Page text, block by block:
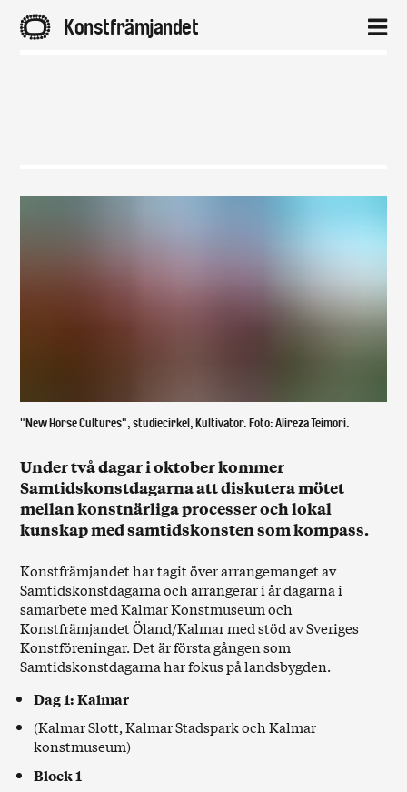
"New Horse Cultures", studiecirkel, Kultivator. Foto: Alireza Teimori.
Under två dagar i oktober kommer
Samtidskonstdagarna att diskutera mötet
mellan konstnärliga processer och lokal
kunskap med samtidskonsten som kompass.
Konstfrämjandet har tagit över arrangemanget av
Samtidskonstdagarna och arrangerar i år dagarna i
samarbete med Kalmar Konstmuseum och
Konstfrämjandet Öland/Kalmar med stöd av Sveriges
Konstföreningar. Det är första gången som
Samtidskonstdagarna har fokus på landsbygden.
Dag 1: Kalmar
(Kalmar Slott, Kalmar Stadspark och Kalmar
konstmuseum)
Block 1
A Konstfrämjandet 2